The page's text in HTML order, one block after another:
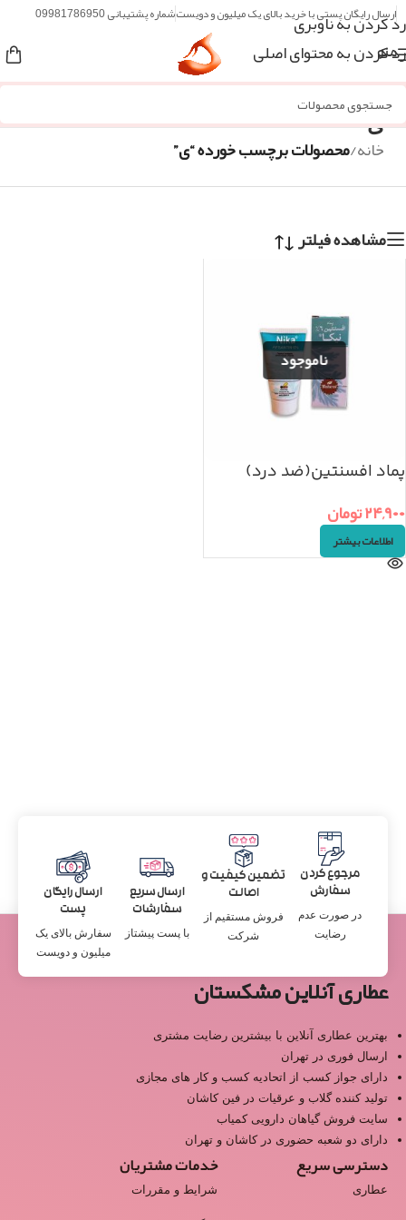
رد کردن به ناوبری
رد کردن به محتوای اصلی
ارسال رایگان پستی با خرید بالای یک میلیون و دویستشماره پشتیبانی 09981786950
منو
ی
خانه/محصولات برچسب خورده “ی”
مشاهده فیلتر
پماد افسنتین(ضد درد)
۲۴,۹۰۰تومان
اطلاعات بیشتر
مرجوع کردن
سفارش
در صورت عدم
رضایت
تضمین کیفیت و
اصالت
فروش مستقیم از
شرکت
ارسال سریع
سفارشات
با پست پیشتاز
ارسال رایگان
پست
سفارش بالای یک
میلیون و دویست
عطاری آنلاین مشکستان
بهترین عطاری آنلاین با بیشترین رضایت مشتری
ارسال فوری در تهران
دارای جواز کسب از اتحادیه کسب و کار های مجازی
تولید کننده گلاب و عرقیات در فین کاشان
سایت فروش گیاهان دارویی کمیاب
دارای دو شعبه حضوری در کاشان و تهران
دسترسی سریع
عطاری
خدمات مشتریان
شرایط و مقررات